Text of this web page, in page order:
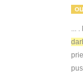
...